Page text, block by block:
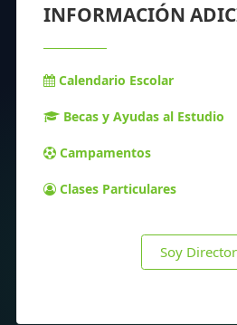
INFORMACIÓN
Calendario Escolar
Becas y Ayudas al Estudio
Campamentos
Clases Particulares
Soy Director